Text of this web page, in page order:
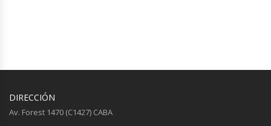
DIRECCIÓN
Av. Forest 1470 (C1427) CABA